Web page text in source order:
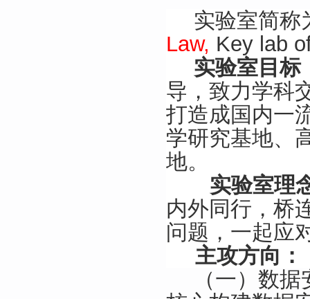
实验室简称
Law, Key lab
实验室目标
导，致力学科
打造成国内一
学研究基地、
地。
实验室理
内外同行，桥
问题，一起应
主攻方向：
（一）数